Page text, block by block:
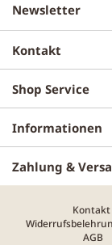
Newsletter
Kontakt
Shop Service
Informationen
Zahlung &
Kontakt
AGB